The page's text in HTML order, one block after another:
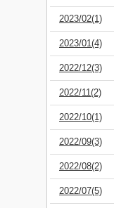
2023/02(1)
2023/01(4)
2022/12(3)
2022/11(2)
2022/10(1)
2022/09(3)
2022/08(2)
2022/07(5)